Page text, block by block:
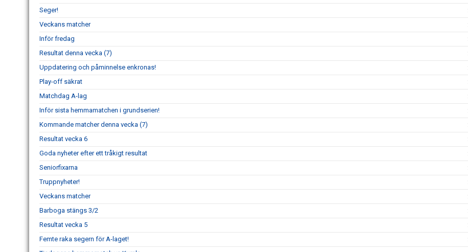
Seger!
Veckans matcher
Inför fredag
Resultat denna vecka (7)
Uppdatering och påminnelse enkronas!
Play-off säkrat
Matchdag A-lag
Inför sista hemmamatchen i grundserien!
Kommande matcher denna vecka (7)
Resultat vecka 6
Goda nyheter efter ett tråkigt resultat
Seniorfixarna
Truppnyheter!
Veckans matcher
Barboga stängs 3/2
Resultat vecka 5
Femte raka segern för A-laget!